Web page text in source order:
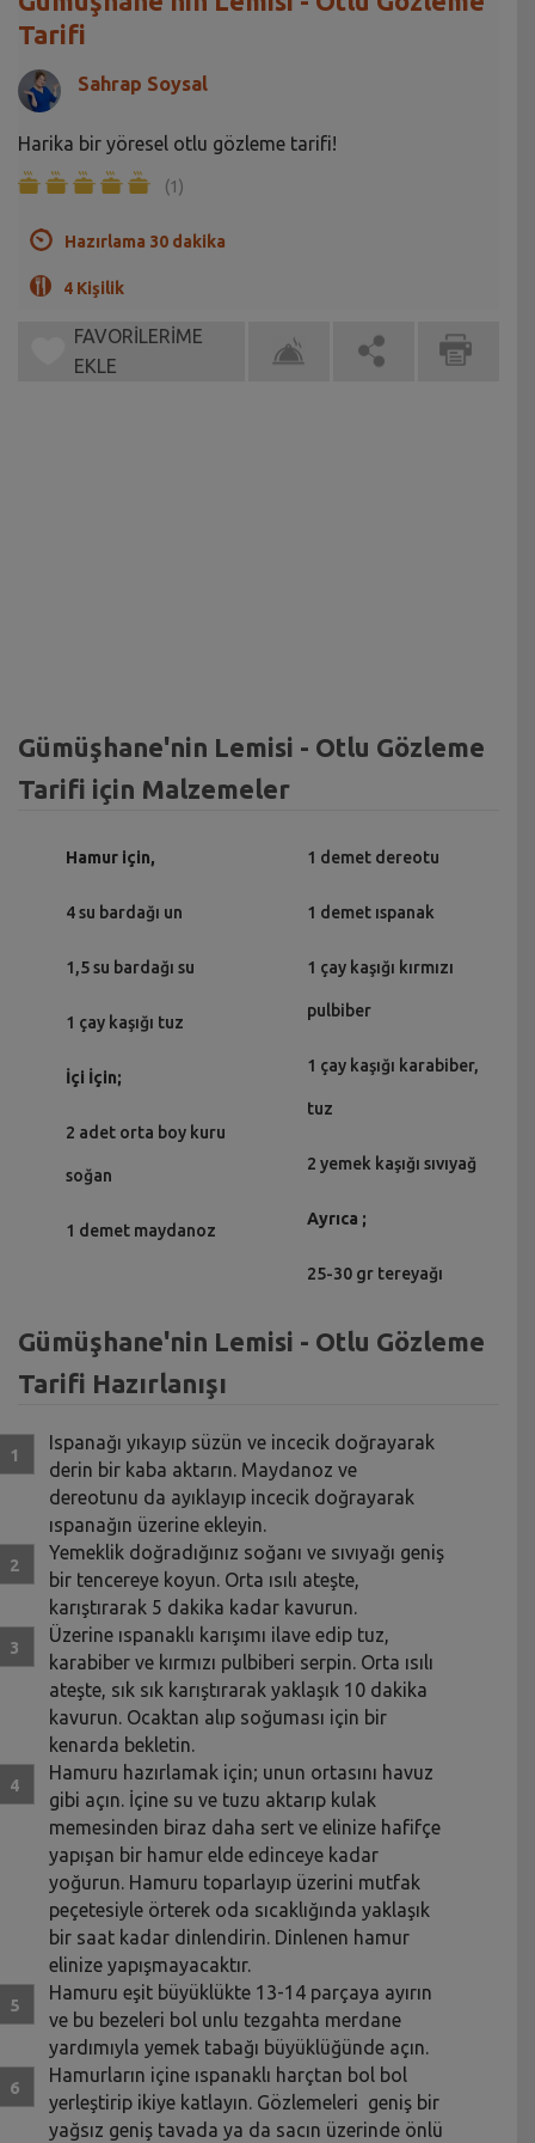
Tarifi
Sahrap Soysal
Harika bir yöresel otlu gözleme tarifi!
(1)
Hazırlama 30 dakika
4 Kişilik
FAVORİLERİME
EKLE
Gümüşhane'nin Lemisi - Otlu Gözleme
Tarifi için Malzemeler
Hamur için,
4 su bardağı un
1,5 su bardağı su
1 çay kaşığı tuz
İçi İçin;
2 adet orta boy kuru
soğan
1 demet maydanoz
1 demet dereotu
1 demet ıspanak
1 çay kaşığı kırmızı
pulbiber
1 çay kaşığı karabiber,
tuz
2 yemek kaşığı sıvıyağ
Ayrıca ;
25-30 gr tereyağı
Gümüşhane'nin Lemisi - Otlu Gözleme
Tarifi Hazırlanışı
Ispanağı yıkayıp süzün ve incecik doğrayarak
derin bir kaba aktarın. Maydanoz ve
dereotunu da ayıklayıp incecik doğrayarak
ıspanağın üzerine ekleyin.
Yemeklik doğradığınız soğanı ve sıvıyağı geniş
bir tencereye koyun. Orta ısılı ateşte,
karıştırarak 5 dakika kadar kavurun.
Üzerine ıspanaklı karışımı ilave edip tuz,
karabiber ve kırmızı pulbiberi serpin. Orta ısılı
ateşte, sık sık karıştırarak yaklaşık 10 dakika
kavurun. Ocaktan alıp soğuması için bir
kenarda bekletin.
Hamuru hazırlamak için; unun ortasını havuz
gibi açın. İçine su ve tuzu aktarıp kulak
memesinden biraz daha sert ve elinize hafifçe
yapışan bir hamur elde edinceye kadar
yoğurun. Hamuru toparlayıp üzerini mutfak
peçetesiyle örterek oda sıcaklığında yaklaşık
bir saat kadar dinlendirin. Dinlenen hamur
elinize yapışmayacaktır.
Hamuru eşit büyüklükte 13-14 parçaya ayırın
ve bu bezeleri bol unlu tezgahta merdane
yardımıyla yemek tabağı büyüklüğünde açın.
Hamurların içine ıspanaklı harçtan bol bol
yerleştirip ikiye katlayın. Gözlemeleri geniş bir
yağsız geniş tavada ya da sacın üzerinde önlü